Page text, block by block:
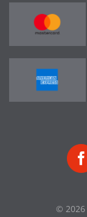
© 2026